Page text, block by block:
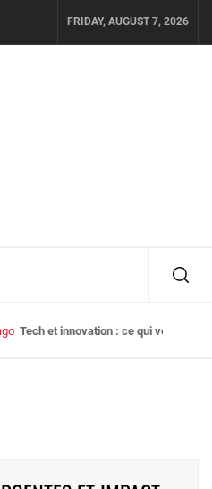
FRIDAY, AUGUST 7, 2026
Tech et innovation : ce qui vous